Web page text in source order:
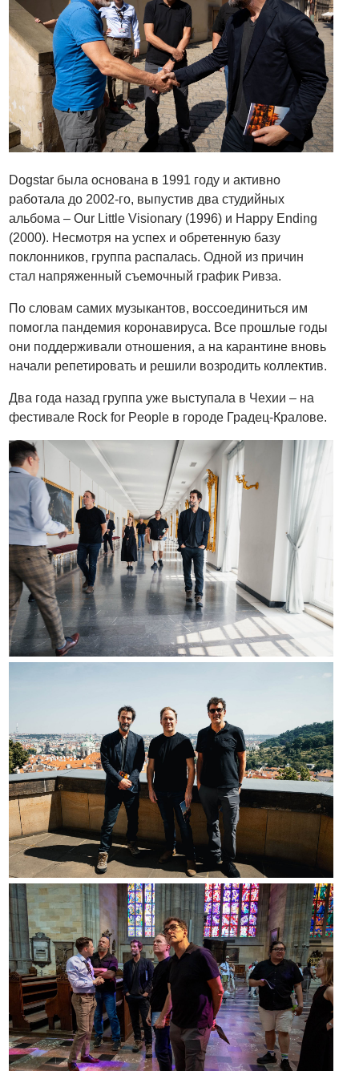
Dogstar была основана в 1991 году и активно
работала до 2002-го, выпустив два студийных
альбома – Our Little Visionary (1996) и Happy Ending
(2000). Несмотря на успех и обретенную базу
поклонников, группа распалась. Одной из причин
стал напряженный съемочный график Ривза.
По словам самих музыкантов, воссоединиться им
помогла пандемия коронавируса. Все прошлые годы
они поддерживали отношения, а на карантине вновь
начали репетировать и решили возродить коллектив.
Два года назад группа уже выступала в Чехии – на
фестивале Rock for People в городе Градец-Кралове.